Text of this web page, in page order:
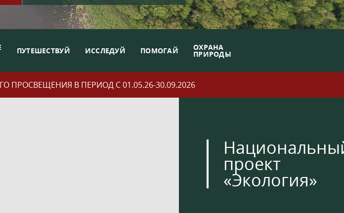
ПУТЕШЕСТВУЙ ИССЛЕДУЙ ПОМОГАЙ ОХРАНА
ПРИРОДЫ
ПРОСВЕЩЕНИЯ В ПЕРИОД С 01.05.26-30.09.2026
проект
«Экология»